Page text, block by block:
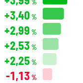
%
+3,40 %
+2,99 %
+2,53 %
+2,25 %
-1,13 %